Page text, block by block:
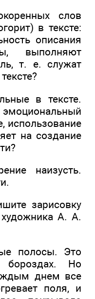
слов
в тексте:
описания
выполняют
т. е. служат
в тексте.
использование
на создание
наизусть.
зарисовку
А. А.
полосы. Это
бороздах. Но
днем все
поля, и